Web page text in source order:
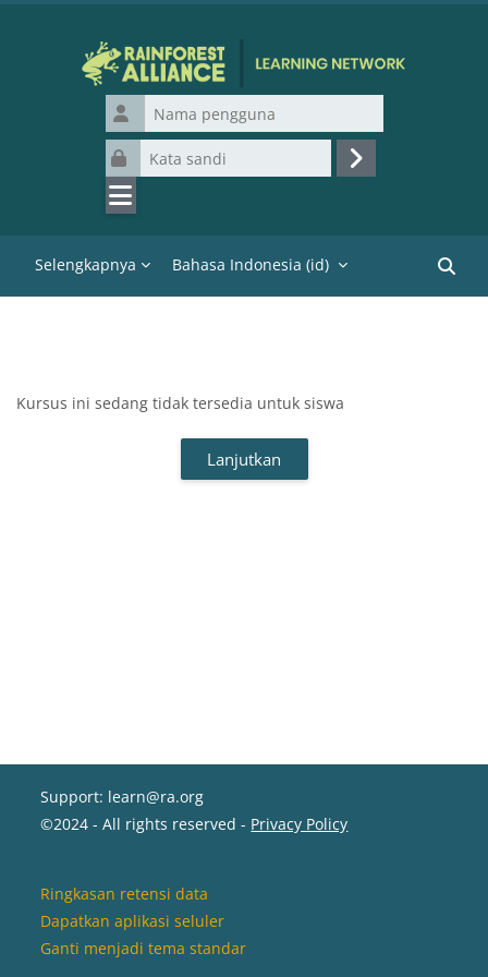
Nama pengguna
Kata sandi
Masuk
Selengkapnya Bahasa Indonesia ‎(id)‎
Cari
Kursus ini sedang tidak tersedia untuk siswa
Lanjutkan
Support: learn@ra.org
©2024 - All rights reserved - Privacy Policy
Ringkasan retensi data
Dapatkan aplikasi seluler
Ganti menjadi tema standar